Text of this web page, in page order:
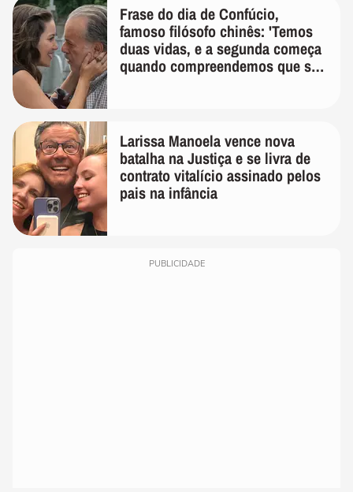
Frase do dia de Confúcio,
famoso filósofo chinês: 'Temos
duas vidas, e a segunda começa
quando compreendemos que só
Larissa Manoela vence nova
batalha na Justiça e se livra de
contrato vitalício assinado pelos
pais na infância
PUBLICIDADE